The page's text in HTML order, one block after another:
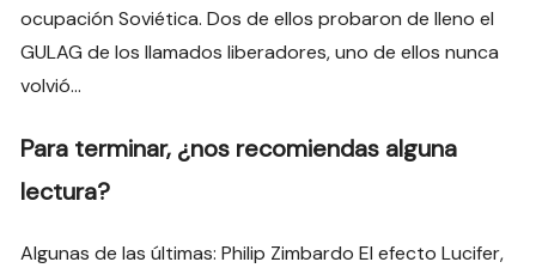
ocupación Soviética. Dos de ellos probaron de lleno el
GULAG de los llamados liberadores, uno de ellos nunca
volvió…
Para terminar, ¿nos recomiendas alguna
lectura?
Algunas de las últimas: Philip Zimbardo El efecto Lucifer,